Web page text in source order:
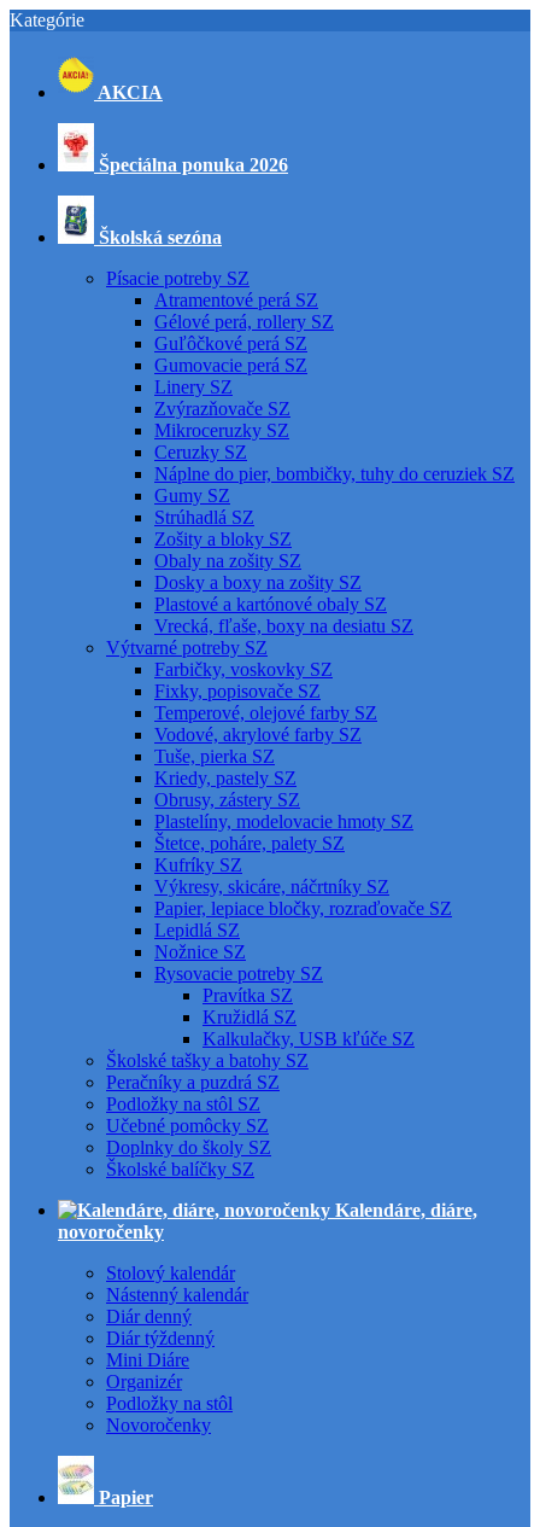
Kategórie
AKCIA
Špeciálna ponuka 2026
Školská sezóna
Písacie potreby SZ
Atramentové perá SZ
Gélové perá, rollery SZ
Guľôčkové perá SZ
Gumovacie perá SZ
Linery SZ
Zvýrazňovače SZ
Mikroceruzky SZ
Ceruzky SZ
Náplne do pier, bombičky, tuhy do ceruziek SZ
Gumy SZ
Strúhadlá SZ
Zošity a bloky SZ
Obaly na zošity SZ
Dosky a boxy na zošity SZ
Plastové a kartónové obaly SZ
Vrecká, fľaše, boxy na desiatu SZ
Výtvarné potreby SZ
Farbičky, voskovky SZ
Fixky, popisovače SZ
Temperové, olejové farby SZ
Vodové, akrylové farby SZ
Tuše, pierka SZ
Kriedy, pastely SZ
Obrusy, zástery SZ
Plastelíny, modelovacie hmoty SZ
Štetce, poháre, palety SZ
Kufríky SZ
Výkresy, skicáre, náčrtníky SZ
Papier, lepiace bločky, rozraďovače SZ
Lepidlá SZ
Nožnice SZ
Rysovacie potreby SZ
Pravítka SZ
Kružidlá SZ
Kalkulačky, USB kľúče SZ
Školské tašky a batohy SZ
Peračníky a puzdrá SZ
Podložky na stôl SZ
Učebné pomôcky SZ
Doplnky do školy SZ
Školské balíčky SZ
Kalendáre, diáre,
novoročenky
Stolový kalendár
Nástenný kalendár
Diár denný
Diár týždenný
Mini Diáre
Organizér
Podložky na stôl
Novoročenky
Papier